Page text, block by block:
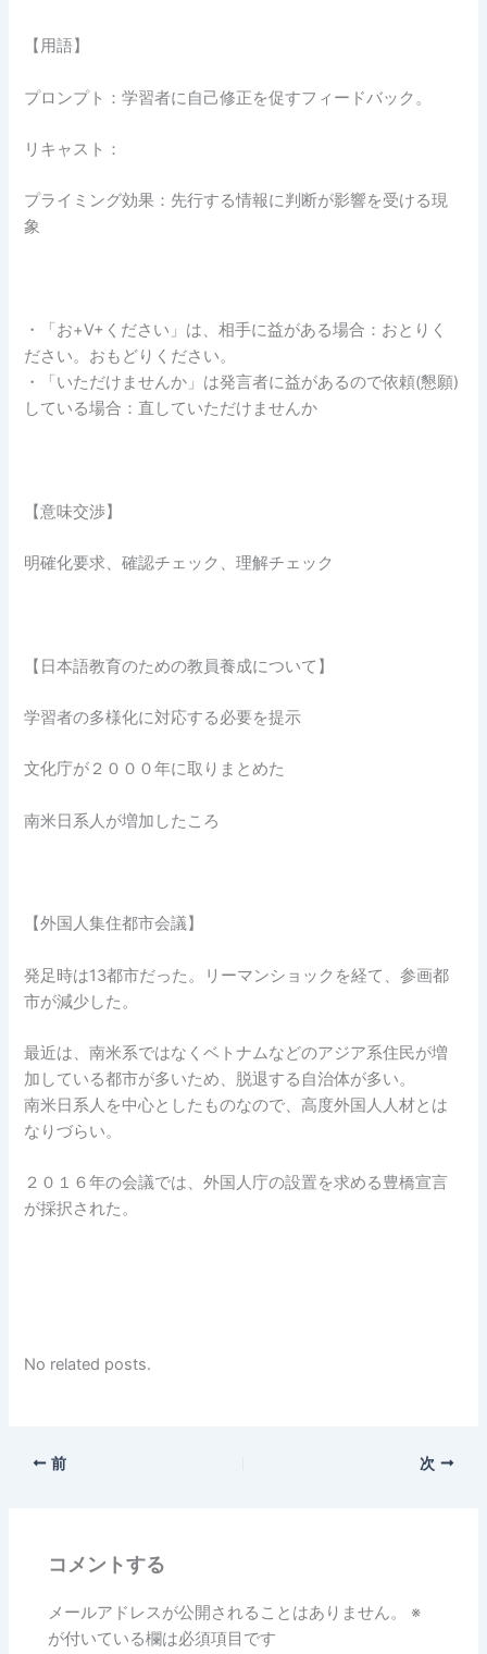
【用語】
プロンプト：学習者に自己修正を促すフィードバック。
リキャスト：
プライミング効果：先行する情報に判断が影響を受ける現
象
・「お+V+ください」は、相手に益がある場合：おとりく
ださい。おもどりください。
・「いただけませんか」は発言者に益があるので依頼(懇願)
している場合：直していただけませんか
【意味交渉】
明確化要求、確認チェック、理解チェック
【日本語教育のための教員養成について】
学習者の多様化に対応する必要を提示
文化庁が２０００年に取りまとめた
南米日系人が増加したころ
【外国人集住都市会議】
発足時は13都市だった。リーマンショックを経て、参画都
市が減少した。
最近は、南米系ではなくベトナムなどのアジア系住民が増
加している都市が多いため、脱退する自治体が多い。
南米日系人を中心としたものなので、高度外国人人材とは
なりづらい。
２０１６年の会議では、外国人庁の設置を求める豊橋宣言
が採択された。
No related posts.
前 次
コメントする
メールアドレスが公開されることはありません。
※
が付いている欄は必須項目です